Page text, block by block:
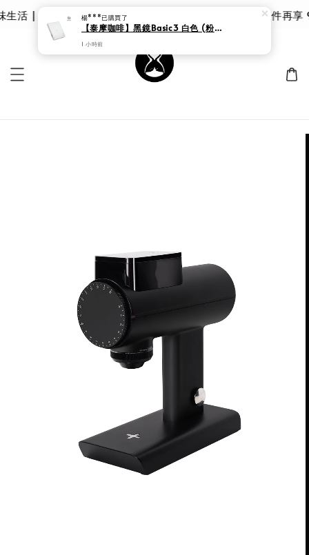
活 | 泰摩 甘露品鑑杯 |限時 8 折｜優惠價 $785 第二件再享